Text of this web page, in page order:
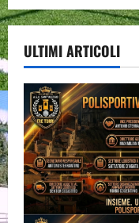
ULTIMI ARTICOLI